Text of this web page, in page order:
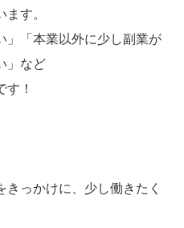
す。
」「本業以外に少し副業が
」など
！
きっかけに、少し働きたく